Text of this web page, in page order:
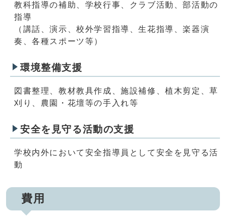
教科指導の補助、学校行事、クラブ活動、部活動の
指導
（講話、演示、校外学習指導、生花指導、楽器演
奏、各種スポーツ等）
環境整備支援
図書整理、教材教具作成、施設補修、植木剪定、草
刈り、農園・花壇等の手入れ等
安全を見守る活動の支援
学校内外において安全指導員として安全を見守る活
動
費用